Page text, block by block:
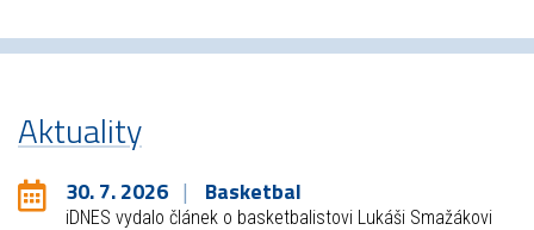
Aktuality
30. 7. 2026 Basketbal
iDNES vydalo článek o basketbalistovi Lukáši Smažákovi